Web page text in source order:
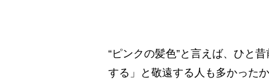
“ピンクの髪色”と言えば、ひと
する」と敬遠する人も多かった